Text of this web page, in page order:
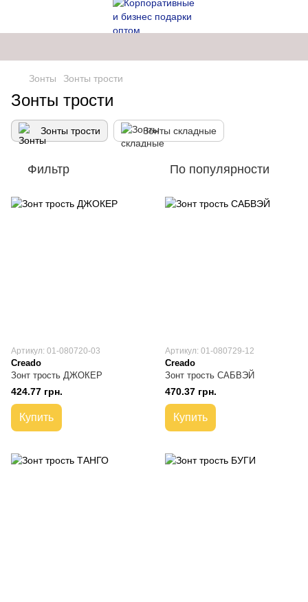
Зонты Зонты трости
Зонты трости
Зонты трости Зонты складные
Фильтр По популярности
Артикул: 01-080720-03
Creado
Зонт трость ДЖОКЕР
424.77 грн.
Купить
Артикул: 01-080729-12
Creado
Зонт трость САБВЭЙ
470.37 грн.
Купить